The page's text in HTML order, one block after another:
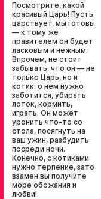
Посмотрите, какой
красивый Царь! Пусть
царствует, мы готовы
— к тому же
правителем он будет
ласковым и нежным.
Впрочем, не стоит
забывать, что он — не
только Царь, но и
котик: о нем нужно
заботится, убирать
лоток, кормить,
играть. Он может
уронить что-то со
стола, посягнуть на
ваш ужин, разбудить
посреди ночи.
Конечно, с котиками
нужно терпение, зато
взамен вы получите
море обожания и
любви!